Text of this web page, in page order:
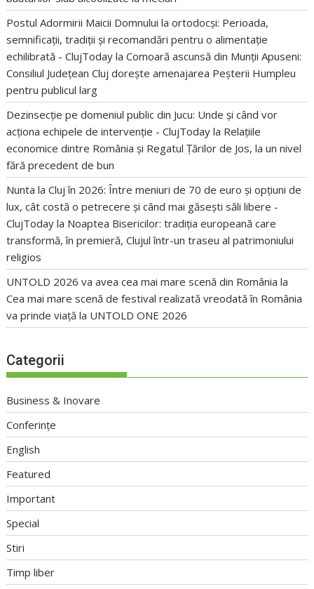
Postul Adormirii Maicii Domnului la ortodocși: Perioada,
semnificații, tradiții și recomandări pentru o alimentație
echilibrată - ClujToday laComoară ascunsă din Munții Apuseni:
Consiliul Județean Cluj dorește amenajarea Peșterii Humpleu
pentru publicul larg
Dezinsecție pe domeniul public din Jucu: Unde și când vor
acționa echipele de intervenție - ClujToday la Relațiile
economice dintre România și Regatul Țărilor de Jos, la un nivel
fără precedent de bun
Nunta la Cluj în 2026: Între meniuri de 70 de euro și opțiuni de
lux, cât costă o petrecere și când mai găsești săli libere -
ClujToday la Noaptea Bisericilor: tradiția europeană care
transformă, în premieră, Clujul într-un traseu al patrimoniului
religios
UNTOLD 2026 va avea cea mai mare scenă din România la
Cea mai mare scenă de festival realizată vreodată în România
va prinde viață la UNTOLD ONE 2026
Categorii
Business & Inovare
Conferințe
English
Featured
Important
Special
Stiri
Timp liber